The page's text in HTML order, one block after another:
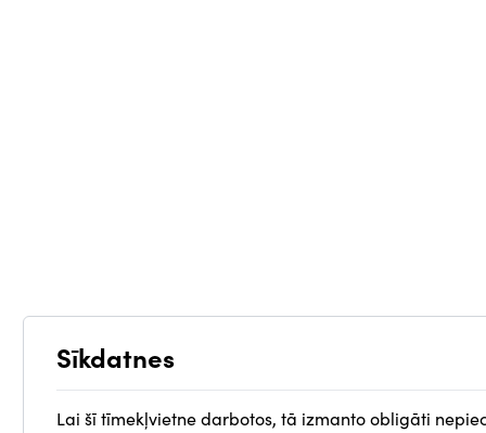
Sīkdatnes
Lai šī tīmekļvietne darbotos, tā izmanto obligāti